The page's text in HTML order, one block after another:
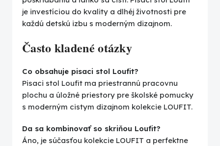
je investíciou do kvality a dlhéj životnosti pre
každú detskú izbu s moderným dizajnom.
Často kladené otázky
Co obsahuje pisaci stol Loufit?
Pisaci stol Loufit ma priestrannú pracovnu
plochu a úložné priestory pre školské pomucky
s moderným cistym dizajnom kolekcie LOUFIT.
Da sa kombinovať so skriňou Loufit?
Áno, je súčasťou kolekcie LOUFIT a perfektne